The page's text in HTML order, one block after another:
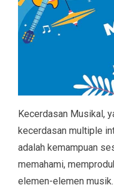
Kecerdasan Musikal,
kecerdasan multiple
adalah kemampuan
memahami,
elemen-elemen